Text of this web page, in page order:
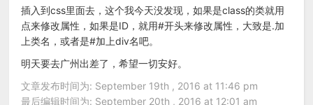
插入到css里面去，这个我今天没发现，如果是class的类就用
点来修改属性，如果是ID，就用#开头来修改属性，大致是.加
上类名，或者是#加上div名吧。
明天要去广州出差了，希望一切安好。
文章发布时间为: September 19th , 2016 at 11:46 pm
最后编辑时间为: September 20th , 2016 at 12:01 am